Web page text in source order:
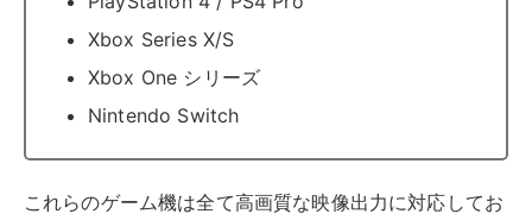
スマホやパソコンをHDMIケーブルでつな
ぐ